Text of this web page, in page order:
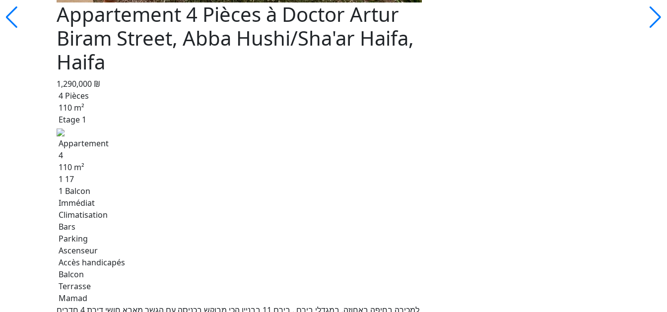
Appartement 4 Pièces à Doctor Artur
Biram Street, Abba Hushi/Sha'ar Haifa,
Haifa
1,290,000 ₪
4 Pièces
110 m²
Etage 1
Appartement
4
110 m²
1 17
1 Balcon
Immédiat
Climatisation
Bars
Parking
Ascenseur
Accès handicapés
Balcon
Terrasse
Mamad